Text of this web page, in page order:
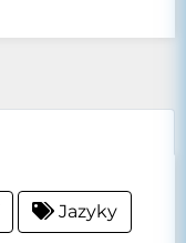
Jazyky